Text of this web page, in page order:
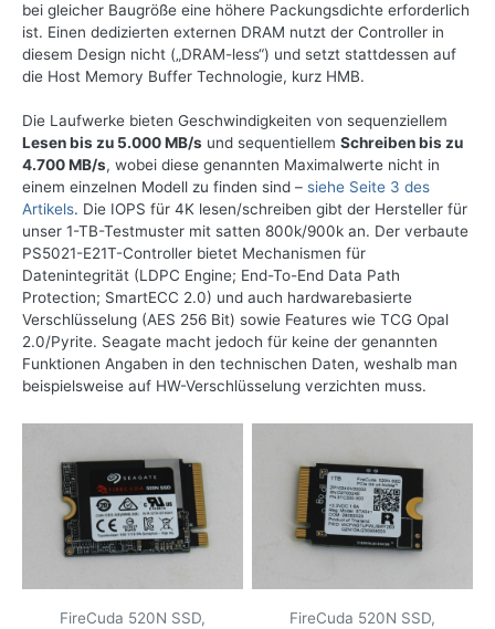
bei gleicher Baugröße eine höhere Packungsdichte erforderlich
ist. Einen dedizierten externen DRAM nutzt der Controller in
diesem Design nicht („DRAM-less“) und setzt stattdessen auf
die Host Memory Buffer Technologie, kurz HMB.
Die Laufwerke bieten Geschwindigkeiten von sequenziellem
Lesen bis zu 5.000 MB/s und sequentiellem Schreiben bis zu
4.700 MB/s, wobei diese genannten Maximalwerte nicht in
einem einzelnen Modell zu finden sind – siehe Seite 3 des
Artikels. Die IOPS für 4K lesen/schreiben gibt der Hersteller für
unser 1-TB-Testmuster mit satten 800k/​900k an. Der verbaute
PS5021-E21T-Controller bietet Mechanismen für
Datenintegrität (LDPC Engine; End-To-End Data Path
Protection; SmartECC 2.0) und auch hardwarebasierte
Verschlüsselung (AES 256 Bit) sowie Features wie TCG Opal
2.0/Pyrite. Seagate macht jedoch für keine der genannten
Funktionen Angaben in den technischen Daten, weshalb man
beispielsweise auf HW-Verschlüsselung verzichten muss.
FireCuda 520N SSD,
FireCuda 520N SSD,